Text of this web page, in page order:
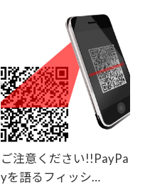
ご注意ください!!PayPa
yを語るフィッシ…